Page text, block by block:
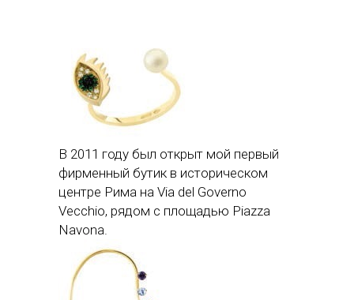
В 2011 году был открыт мой первый
фирменный бутик в историческом
центре Рима на Via del Governo
Vecchio, рядом с площадью Piazza
Navona.